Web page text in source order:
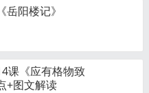
阳楼记》
课《应有格物致
+图文解读